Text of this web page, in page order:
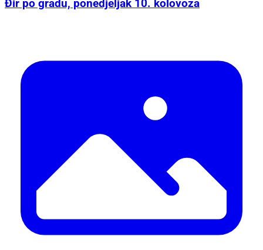
Đir po gradu, ponedjeljak 10. kolovoza